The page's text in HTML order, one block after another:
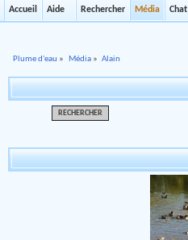
Accueil Aide Rechercher Média Chat
Plume d'eau » Média» Alain
RECHERCHER